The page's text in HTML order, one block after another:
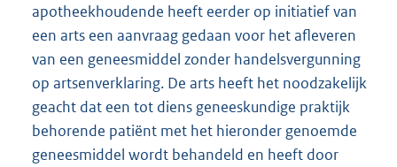
apotheekhoudende heeft eerder op initiatief van
een arts een aanvraag gedaan voor het afleveren
van een geneesmiddel zonder handelsvergunning
op artsenverklaring. De arts heeft het noodzakelijk
geacht dat een tot diens geneeskundige praktijk
behorende patiënt met het hieronder genoemde
geneesmiddel wordt behandeld en heeft door